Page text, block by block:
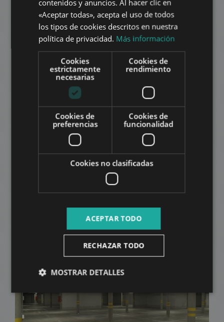
PAULAY LUXURY
526.000 HUF
Distrito 6 • 3 dormitorios • 100 m
AÑADIR A LA LISTA
HUGE ROOF TERRACE
1.271.000 HUF
Distrito 6 • 3 dormitorios • 125 m2
FRENCH
SPANISH
RUSSIAN
contenidos y anuncios. Al hacer clic en
«Aceptar todas», acepta el uso de todos
los tipos de cookies descritos en nuestra
política de privacidad. Más información
Cookies
estrictamente
necesarias
Cookies de
rendimiento
Cookies de
preferencias
Cookies de
funcionalidad
Cookies no clasificadas
ACEPTAR TODO
RECHAZAR TODO
MOSTRAR DETALLES